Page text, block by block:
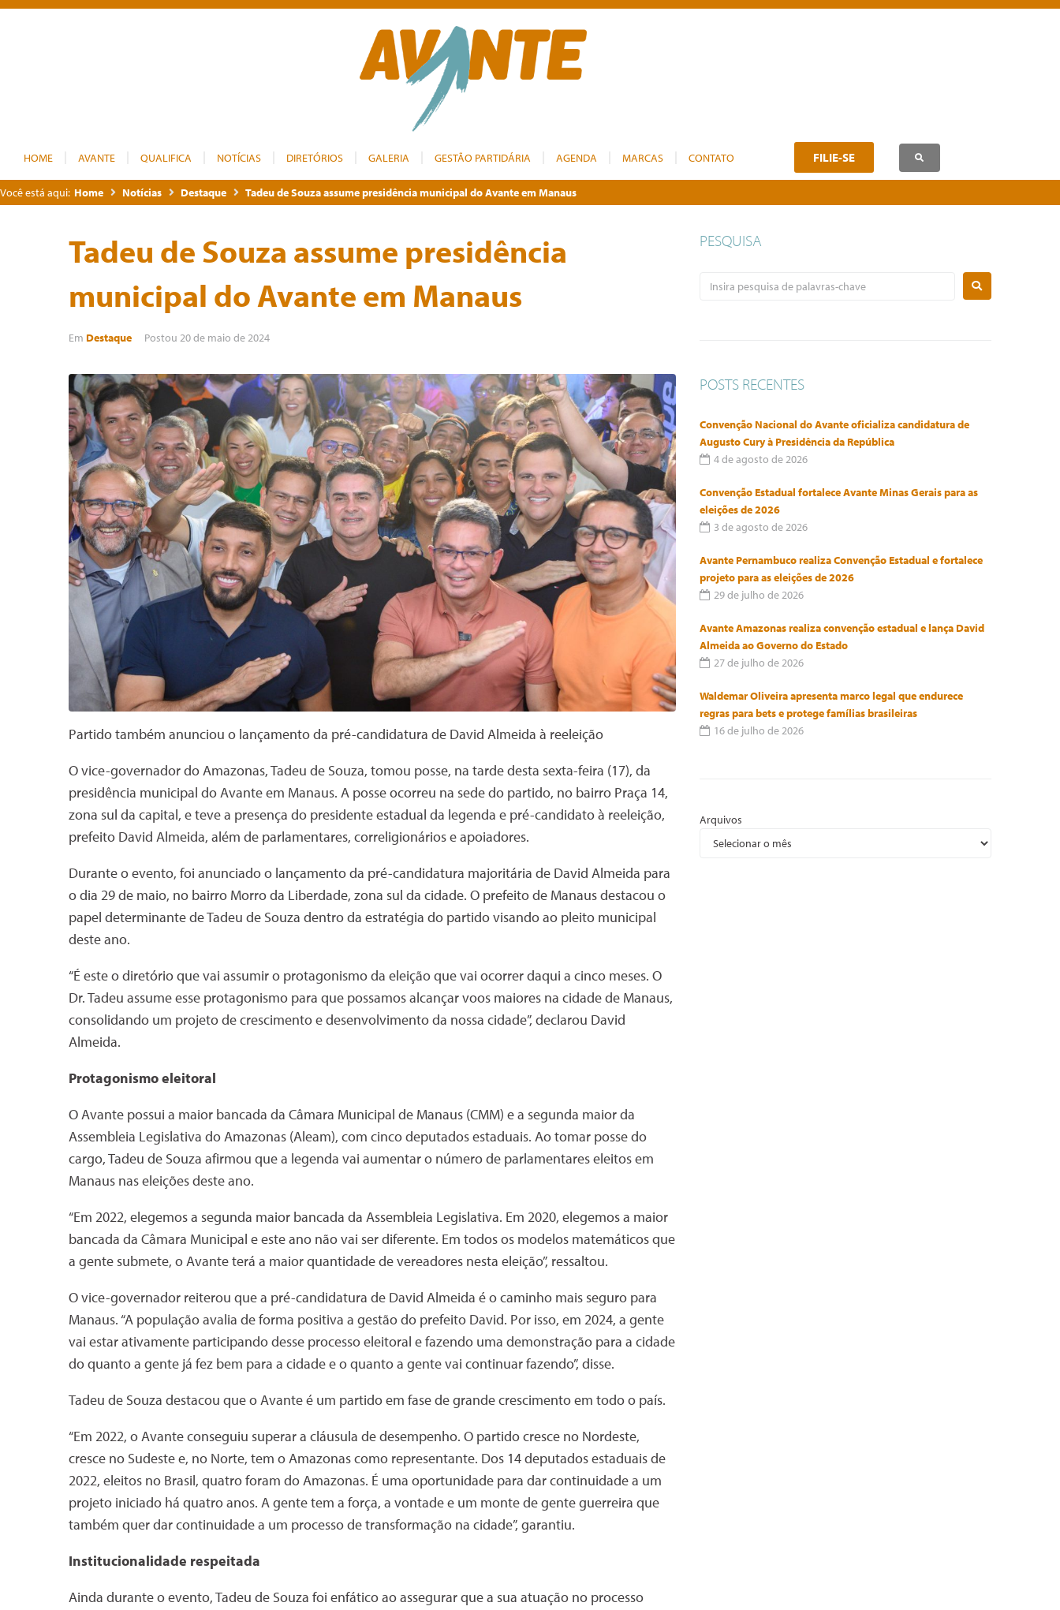
HOME AVANTE QUALIFICA NOTÍCIAS DIRETÓRIOS GALERIA GESTÃO PARTIDÁRIA AGENDA MARCAS CONTATO FILIE-SE
Você está aqui: Home Notícias Destaque Tadeu de Souza assume presidência municipal do Avante em Manaus
Tadeu de Souza assume presidência
municipal do Avante em Manaus
Em Destaque Postou 20 de maio de 2024
Partido também anunciou o lançamento da pré-candidatura de David Almeida à reeleição
O vice-governador do Amazonas, Tadeu de Souza, tomou posse, na tarde desta sexta-feira (17), da
presidência municipal do Avante em Manaus. A posse ocorreu na sede do partido, no bairro Praça 14,
zona sul da capital, e teve a presença do presidente estadual da legenda e pré-candidato à reeleição,
prefeito David Almeida, além de parlamentares, correligionários e apoiadores.
Durante o evento, foi anunciado o lançamento da pré-candidatura majoritária de David Almeida para
o dia 29 de maio, no bairro Morro da Liberdade, zona sul da cidade. O prefeito de Manaus destacou o
papel determinante de Tadeu de Souza dentro da estratégia do partido visando ao pleito municipal
deste ano.
“É este o diretório que vai assumir o protagonismo da eleição que vai ocorrer daqui a cinco meses. O
Dr. Tadeu assume esse protagonismo para que possamos alcançar voos maiores na cidade de Manaus,
consolidando um projeto de crescimento e desenvolvimento da nossa cidade”, declarou David
Almeida.
Protagonismo eleitoral
O Avante possui a maior bancada da Câmara Municipal de Manaus (CMM) e a segunda maior da
Assembleia Legislativa do Amazonas (Aleam), com cinco deputados estaduais. Ao tomar posse do
cargo, Tadeu de Souza afirmou que a legenda vai aumentar o número de parlamentares eleitos em
Manaus nas eleições deste ano.
“Em 2022, elegemos a segunda maior bancada da Assembleia Legislativa. Em 2020, elegemos a maior
bancada da Câmara Municipal e este ano não vai ser diferente. Em todos os modelos matemáticos que
a gente submete, o Avante terá a maior quantidade de vereadores nesta eleição”, ressaltou.
O vice-governador reiterou que a pré-candidatura de David Almeida é o caminho mais seguro para
Manaus. “A população avalia de forma positiva a gestão do prefeito David. Por isso, em 2024, a gente
vai estar ativamente participando desse processo eleitoral e fazendo uma demonstração para a cidade
do quanto a gente já fez bem para a cidade e o quanto a gente vai continuar fazendo”, disse.
Tadeu de Souza destacou que o Avante é um partido em fase de grande crescimento em todo o país.
“Em 2022, o Avante conseguiu superar a cláusula de desempenho. O partido cresce no Nordeste,
cresce no Sudeste e, no Norte, tem o Amazonas como representante. Dos 14 deputados estaduais de
2022, eleitos no Brasil, quatro foram do Amazonas. É uma oportunidade para dar continuidade a um
projeto iniciado há quatro anos. A gente tem a força, a vontade e um monte de gente guerreira que
também quer dar continuidade a um processo de transformação na cidade”, garantiu.
Institucionalidade respeitada
Ainda durante o evento, Tadeu de Souza foi enfático ao assegurar que a sua atuação no processo
PESQUISA
POSTS RECENTES
Convenção Nacional do Avante oficializa candidatura de
Augusto Cury à Presidência da República
4 de agosto de 2026
Convenção Estadual fortalece Avante Minas Gerais para as
eleições de 2026
3 de agosto de 2026
Avante Pernambuco realiza Convenção Estadual e fortalece
projeto para as eleições de 2026
29 de julho de 2026
Avante Amazonas realiza convenção estadual e lança David
Almeida ao Governo do Estado
27 de julho de 2026
Waldemar Oliveira apresenta marco legal que endurece
regras para bets e protege famílias brasileiras
16 de julho de 2026
Arquivos